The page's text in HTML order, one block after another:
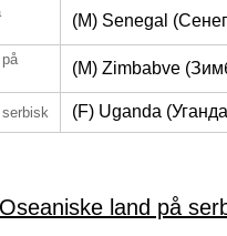
(M) Senegal
på
(M) Zimbabve
serbisk (F) Uganda
Oseaniske land på